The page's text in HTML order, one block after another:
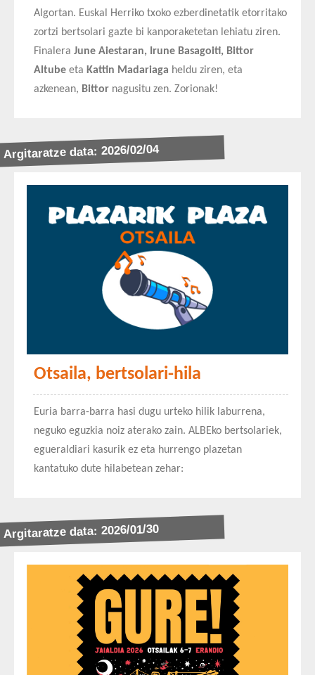
Algortan. Euskal Herriko txoko ezberdinetatik etorritako
zortzi bertsolari gazte bi kanporaketetan lehiatu ziren.
Finalera June Aiestaran, Irune Basagoiti, Bittor
Altube eta Kattin Madariaga heldu ziren, eta
azkenean, Bittor nagusitu zen. Zorionak!
Argitaratze data: 2026/02/04
Otsaila, bertsolari-hila
Euria barra-barra hasi dugu urteko hilik laburrena,
neguko eguzkia noiz aterako zain. ALBEko bertsolariek,
egueraldiari kasurik ez eta hurrengo plazetan
kantatuko dute hilabetean zehar:
Argitaratze data: 2026/01/30